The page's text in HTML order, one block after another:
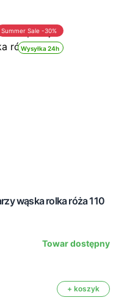
Wysyłka 24h
Summer Sale -30%
wąska rolka róża 110
Towar dostępny
+ koszyk